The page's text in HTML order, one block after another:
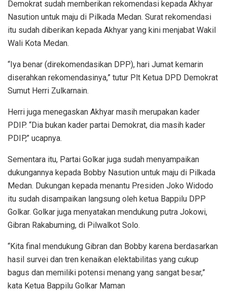
Demokrat sudah memberikan rekomendasi kepada Akhyar
Nasution untuk maju di Pilkada Medan. Surat rekomendasi
itu sudah diberikan kepada Akhyar yang kini menjabat Wakil
Wali Kota Medan.
“Iya benar (direkomendasikan DPP), hari Jumat kemarin
diserahkan rekomendasinya,” tutur Plt Ketua DPD Demokrat
Sumut Herri Zulkarnain.
Herri juga menegaskan Akhyar masih merupakan kader
PDIP. “Dia bukan kader partai Demokrat, dia masih kader
PDIP,” ucapnya.
Sementara itu, Partai Golkar juga sudah menyampaikan
dukungannya kepada Bobby Nasution untuk maju di Pilkada
Medan. Dukungan kepada menantu Presiden Joko Widodo
itu sudah disampaikan langsung oleh ketua Bappilu DPP
Golkar. Golkar juga menyatakan mendukung putra Jokowi,
Gibran Rakabuming, di Pilwalkot Solo.
“Kita final mendukung Gibran dan Bobby karena berdasarkan
hasil survei dan tren kenaikan elektabilitas yang cukup
bagus dan memiliki potensi menang yang sangat besar,”
kata Ketua Bappilu Golkar Maman